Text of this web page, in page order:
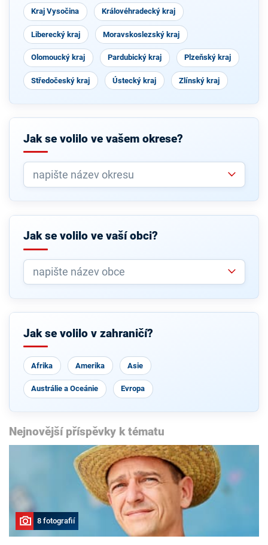
Kraj Vysočina Královéhradecký kraj
Liberecký kraj Moravskoslezský kraj
Olomoucký kraj Pardubický kraj Plzeňský kraj
Středočeský kraj Ústecký kraj Zlínský kraj
Jak se volilo ve vašem okrese?
Jak se volilo ve vaší obci?
Jak se volilo v zahraničí?
Afrika Amerika Asie
Austrálie a Oceánie Evropa
Nejnovější příspěvky k tématu
8 fotografií